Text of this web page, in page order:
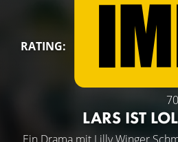
RATING:
LARS IST LOL